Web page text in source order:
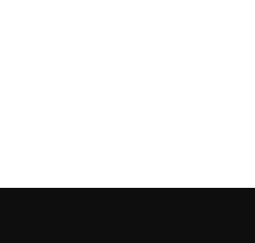
een SD-kaartlezer, kun je
met privacy-shutter maakt